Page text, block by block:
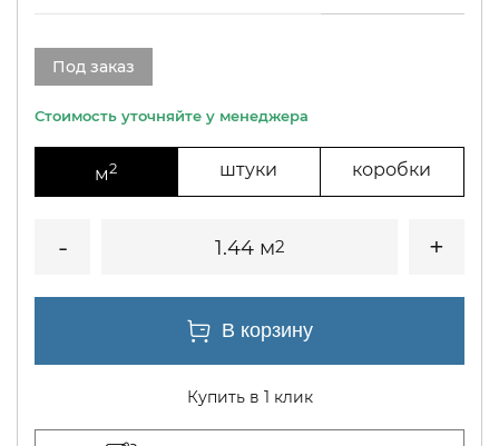
Под заказ
м2 штуки коробки
1.44 м2
Купить в 1 клик